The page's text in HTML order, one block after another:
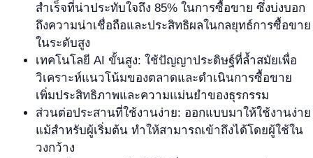
สำเร็จที่น่าประทับใจถึง 85% ในการซื้อขาย ซึ่งบ่งบอก
ถึงความน่าเชื่อถือและประสิทธิผลในกลยุทธ์การซื้อขาย
ในระดับสูง
เทคโนโลยี AI ขั้นสูง: ใช้ปัญญาประดิษฐ์ที่ล้ำสมัยเพื่อ
วิเคราะห์แนวโน้มของตลาดและดำเนินการซื้อขาย
เพิ่มประสิทธิภาพและความแม่นยำของธุรกรรม
ส่วนต่อประสานที่ใช้งานง่าย: ออกแบบมาให้ใช้งานง่าย
แม้สำหรับผู้เริ่มต้น ทำให้สามารถเข้าถึงได้โดยผู้ใช้ใน
วงกว้าง